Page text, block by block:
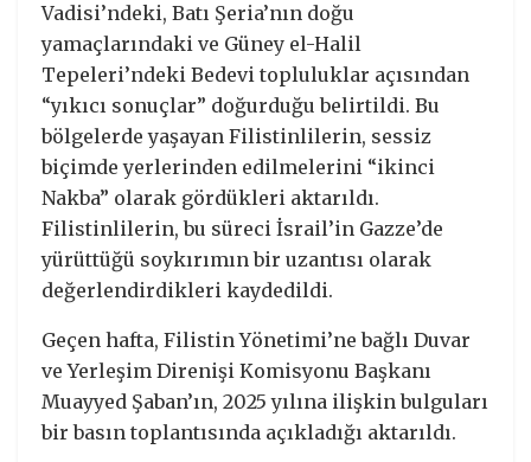
Vadisi’ndeki, Batı Şeria’nın doğu
yamaçlarındaki ve Güney el-Halil
Tepeleri’ndeki Bedevi topluluklar açısından
“yıkıcı sonuçlar” doğurduğu belirtildi. Bu
bölgelerde yaşayan Filistinlilerin, sessiz
biçimde yerlerinden edilmelerini “ikinci
Nakba” olarak gördükleri aktarıldı.
Filistinlilerin, bu süreci İsrail’in Gazze’de
yürüttüğü soykırımın bir uzantısı olarak
değerlendirdikleri kaydedildi.
Geçen hafta, Filistin Yönetimi’ne bağlı Duvar
ve Yerleşim Direnişi Komisyonu Başkanı
Muayyed Şaban’ın, 2025 yılına ilişkin bulguları
bir basın toplantısında açıkladığı aktarıldı.